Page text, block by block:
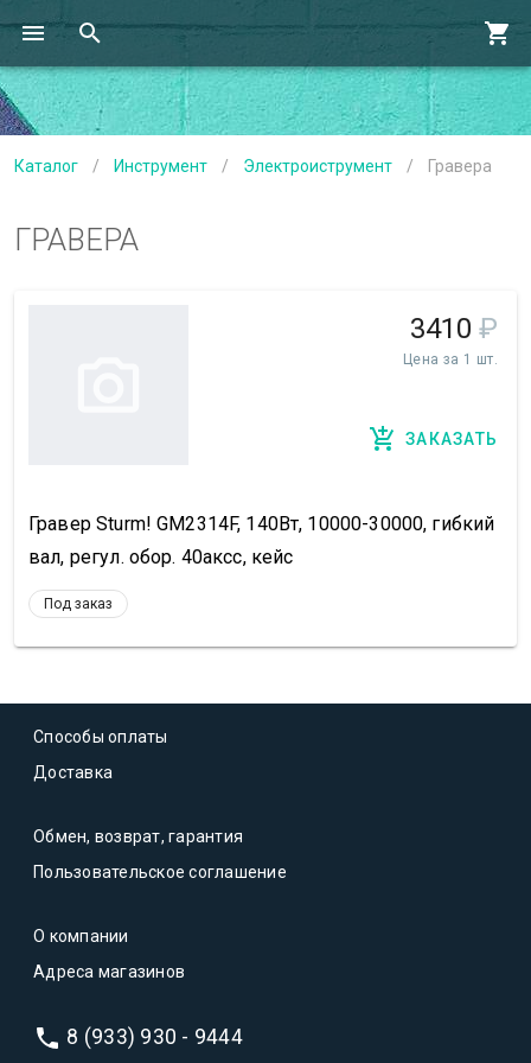
Каталог / Инструмент / Электроиструмент / Гравера
ГРАВЕРА
3410 ₽
Цена за 1 шт.
ЗАКАЗАТЬ
Гравер Sturm! GM2314F, 140Вт, 10000-30000, гибкий
вал, регул. обор. 40аксс, кейс
Под заказ
Способы оплаты
Доставка
Обмен, возврат, гарантия
Пользовательское соглашение
О компании
Адреса магазинов
8 (933) 930 - 9444